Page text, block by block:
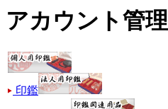
アカウント管理
印鑑